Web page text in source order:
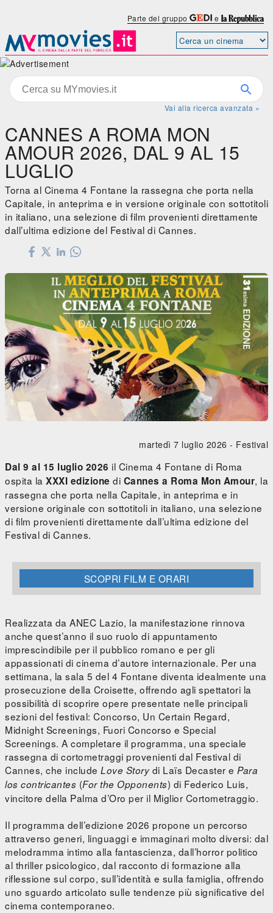
Parte del gruppo e
Vai alla ricerca avanzata »
CANNES A ROMA MON
AMOUR 2026, DAL 9 AL 15
LUGLIO
Torna al Cinema 4 Fontane la rassegna che porta nella
Capitale, in anteprima e in versione originale con sottotitoli
in italiano, una selezione di film provenienti direttamente
dall’ultima edizione del Festival di Cannes.
martedì 7 luglio 2026 - Festival
Dal 9 al 15 luglio 2026 il Cinema 4 Fontane di Roma
ospita la XXXI edizione di Cannes a Roma Mon Amour, la
rassegna che porta nella Capitale, in anteprima e in
versione originale con sottotitoli in italiano, una selezione
di film provenienti direttamente dall’ultima edizione del
Festival di Cannes.
SCOPRI FILM E ORARI
Realizzata da ANEC Lazio, la manifestazione rinnova
anche quest’anno il suo ruolo di appuntamento
imprescindibile per il pubblico romano e per gli
appassionati di cinema d’autore internazionale. Per una
settimana, la sala 5 del 4 Fontane diventa idealmente una
prosecuzione della Croisette, offrendo agli spettatori la
possibilità di scoprire opere presentate nelle principali
sezioni del festival: Concorso, Un Certain Regard,
Midnight Screenings, Fuori Concorso e Special
Screenings. A completare il programma, una speciale
rassegna di cortometraggi provenienti dal Festival di
Cannes, che include Love Story di Laïs Decaster e Para
los contricantes (For the Opponents) di Federico Luis,
vincitore della Palma d’Oro per il Miglior Cortometraggio.
Il programma dell’edizione 2026 propone un percorso
attraverso generi, linguaggi e immaginari molto diversi: dal
melodramma intimo alla fantascienza, dall’horror politico
al thriller psicologico, dal racconto di formazione alla
riflessione sul corpo, sull’identità e sulla famiglia, offrendo
uno sguardo articolato sulle tendenze più significative del
cinema contemporaneo.